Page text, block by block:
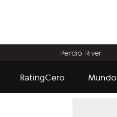
Perdió River
RatingCero Mundo